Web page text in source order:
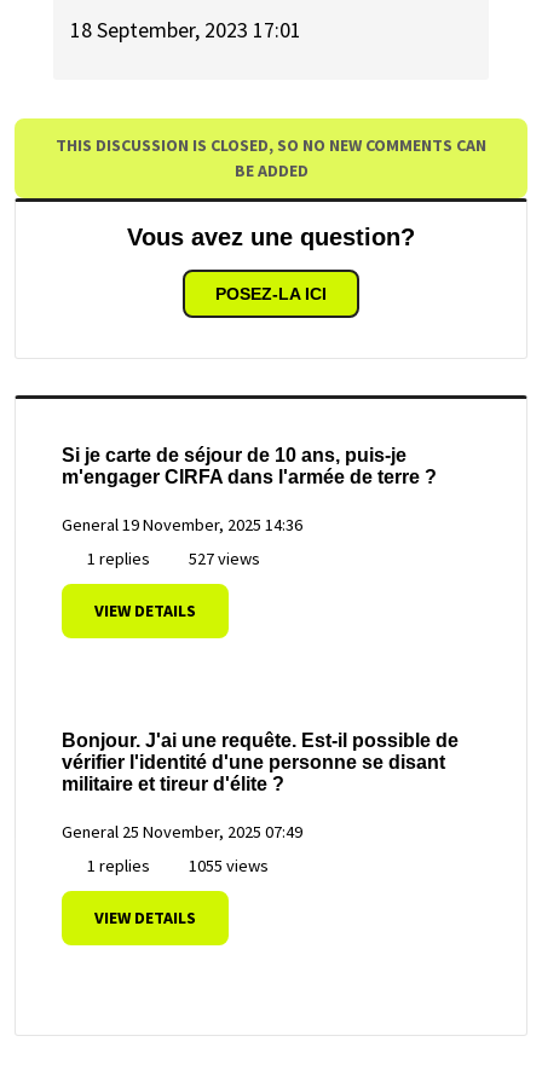
18 September, 2023 17:01
THIS DISCUSSION IS CLOSED, SO NO NEW COMMENTS CAN
BE ADDED
Vous avez une question?
POSEZ-LA ICI
Si je carte de séjour de 10 ans, puis-je
m'engager CIRFA dans l'armée de terre ?
General19 November, 2025 14:36
1 replies
527 views
VIEW DETAILS
Bonjour. J'ai une requête. Est-il possible de
vérifier l'identité d'une personne se disant
militaire et tireur d'élite ?
General 25 November, 2025 07:49
1 replies
1055 views
VIEW DETAILS